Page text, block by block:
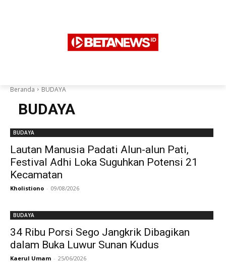
Beranda BUDAYA
BUDAYA
BUDAYA
Lautan Manusia Padati Alun-alun Pati,
Festival Adhi Loka Suguhkan Potensi 21
Kecamatan
Kholistiono - 09/08/2026
BUDAYA
34 Ribu Porsi Sego Jangkrik Dibagikan
dalam Buka Luwur Sunan Kudus
Kaerul Umam - 25/06/2026